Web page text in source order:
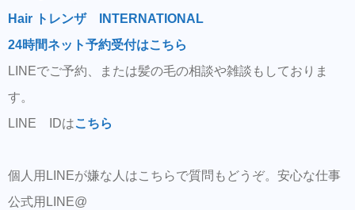
Hair トレンザ INTERNATIONAL
24時間ネット予約受付はこちら
LINEでご予約、または髪の毛の相談や雑談もしておりま
す。
LINE IDはこちら
個人用LINEが嫌な人はこちらで質問もどうぞ。安心な仕事
公式用LINE@